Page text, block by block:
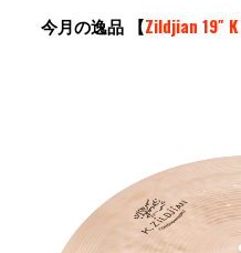
今月の逸品 【Zildjian 19″